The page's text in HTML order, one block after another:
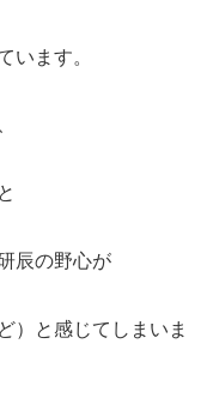
います。
辰の野心が
）と感じてしまいま